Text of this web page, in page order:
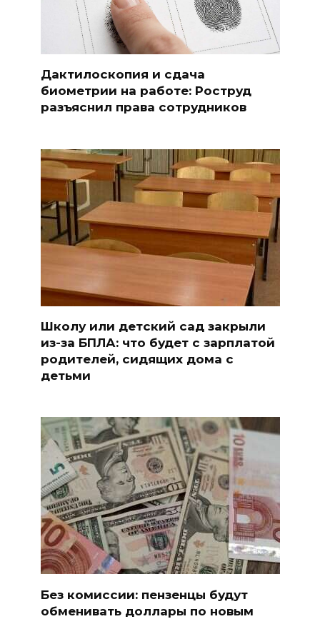
Дактилоскопия и сдача
биометрии на работе: Роструд
разъяснил права сотрудников
Школу или детский сад закрыли
из-за БПЛА: что будет с зарплатой
родителей, сидящих дома с
детьми
Без комиссии: пензенцы будут
обменивать доллары по новым